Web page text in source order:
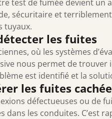
test de fumée devient
sécuritaire et
tuyaux.
les fuites
où les systèmes
nous permet de trouver
est identifié et la
les fuites
défectueuses ou de
les conduites. C’est